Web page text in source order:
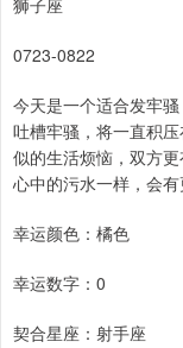
狮子座
0723-0822
今天是一个适合发牢
吐槽牢骚，将一直积
似的生活烦恼，双方
心中的污水一样，会有
幸运颜色：橘色
幸运数字：0
契合星座：射手座